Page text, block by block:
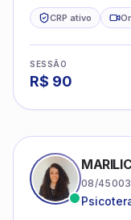
CRP ativo
SESSÃO
R$ 90
08/45003